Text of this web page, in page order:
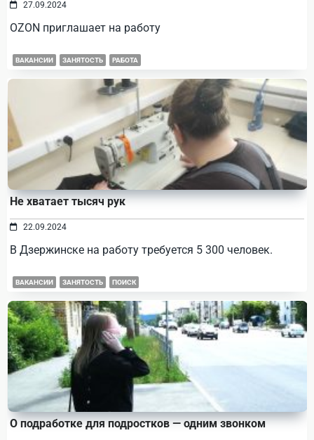
27.09.2024
OZON приглашает на работу
ВАКАНСИИ ЗАНЯТОСТЬ РАБОТА
Не хватает тысяч рук
22.09.2024
В Дзержинске на работу требуется 5 300 человек.
ВАКАНСИИ ЗАНЯТОСТЬ ПОИСК
О подработке для подростков — одним звонком